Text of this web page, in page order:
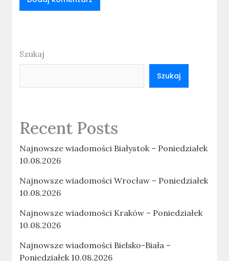
Szukaj
Szukaj
Recent Posts
Najnowsze wiadomości Białystok – Poniedziałek
10.08.2026
Najnowsze wiadomości Wrocław – Poniedziałek
10.08.2026
Najnowsze wiadomości Kraków – Poniedziałek
10.08.2026
Najnowsze wiadomości Bielsko-Biała –
Poniedziałek 10.08.2026